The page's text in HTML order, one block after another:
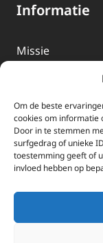
Om de beste
cookies om informatie
Door in te stemmen
surfgedrag of unieke
toestemming geeft of
invloed hebben op
Informatie
Missie
EWTN-Team
Doneren
EWTN wordt
Wij ontvangen